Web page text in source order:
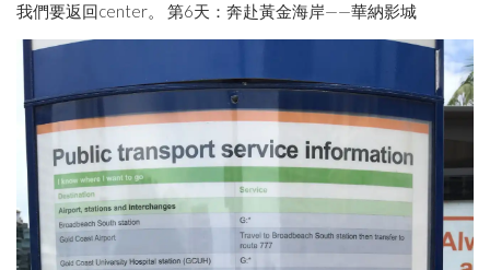
我們要返回center。 第6天：奔赴黃金海岸——華納影城